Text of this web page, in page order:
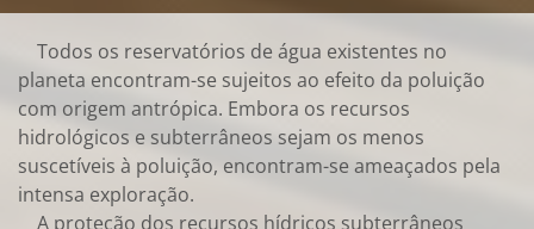
Todos os reservatórios de água existentes no
planeta encontram-se sujeitos ao efeito da poluição
com origem antrópica. Embora os recursos
hidrológicos e subterrâneos sejam os menos
suscetíveis à poluição, encontram-se ameaçados pela
intensa exploração.
A proteção dos recursos hídricos subterrâneos